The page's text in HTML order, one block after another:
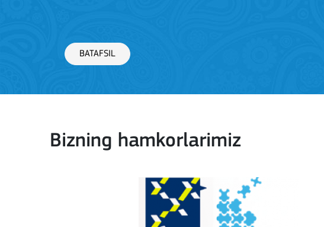
Bizning hamkorlarimiz